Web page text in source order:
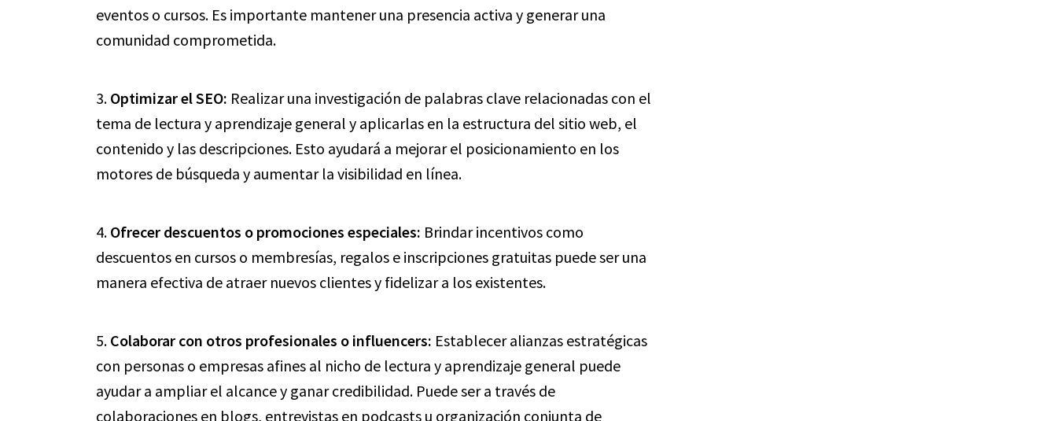
eventos o cursos. Es importante mantener una presencia activa y generar una
comunidad comprometida.
3. Optimizar el SEO: Realizar una investigación de palabras clave relacionadas con el
tema de lectura y aprendizaje general y aplicarlas en la estructura del sitio web, el
contenido y las descripciones. Esto ayudará a mejorar el posicionamiento en los
motores de búsqueda y aumentar la visibilidad en línea.
4. Ofrecer descuentos o promociones especiales: Brindar incentivos como
descuentos en cursos o membresías, regalos e inscripciones gratuitas puede ser una
manera efectiva de atraer nuevos clientes y fidelizar a los existentes.
5. Colaborar con otros profesionales o influencers: Establecer alianzas estratégicas
con personas o empresas afines al nicho de lectura y aprendizaje general puede
ayudar a ampliar el alcance y ganar credibilidad. Puede ser a través de
colaboraciones en blogs, entrevistas en podcasts u organización conjunta de